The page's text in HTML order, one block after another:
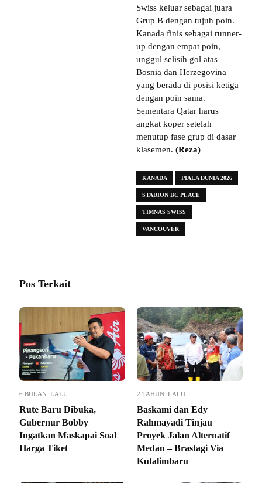
Swiss keluar sebagai juara
Grup B dengan tujuh poin.
Kanada finis sebagai runner-
up dengan empat poin,
unggul selisih gol atas
Bosnia dan Herzegovina
yang berada di posisi ketiga
dengan poin sama.
Sementara Qatar harus
angkat koper setelah
menutup fase grup di dasar
klasemen. (Reza)
KANADA PIALA DUNIA 2026
STADION BC PLACE
TIMNAS SWISS
VANCOUVER
Pos Terkait
6 BULAN LALU
Rute Baru Dibuka,
Gubernur Bobby
Ingatkan Maskapai Soal
Harga Tiket
2 TAHUN LALU
Baskami dan Edy
Rahmayadi Tinjau
Proyek Jalan Alternatif
Medan – Brastagi Via
Kutalimbaru